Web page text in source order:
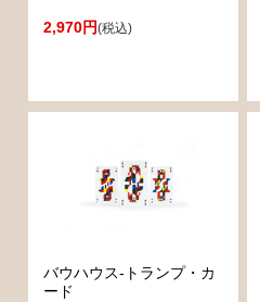
2,970円(税込)
バウハウス-トランプ・カ
ード